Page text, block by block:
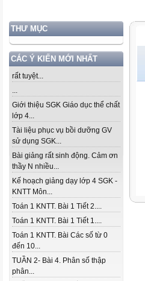
THƯ MỤC
CÁC Ý KIẾN MỚI NHẤT
rất tuyệt...
...
Giới thiệu SGK Giáo dục thể chất
lớp 4...
Tài liệu phục vụ bồi dưỡng GV
sử dụng SGK...
Bài giảng rất sinh động. Cảm ơn
thầy N nhiều...
Kế hoạch giảng dạy lớp 4 SGK -
KNTT Môn...
Toán 1 KNTT. Bài 1 Tiết 2....
Toán 1 KNTT. Bài 1 Tiết 1....
Toán 1 KNTT. Bài Các số từ 0
đến 10...
TUẦN 2- Bài 4. Phân số thập
phân...